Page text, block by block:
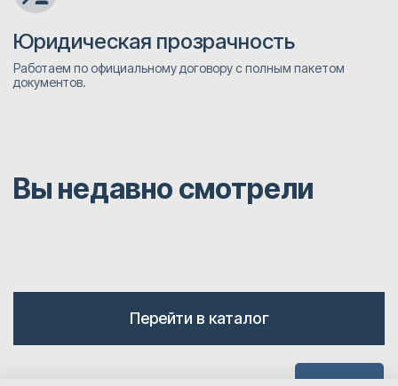
Юридическая прозрачность
Работаем по официальному договору с полным пакетом
документов.
Вы недавно смотрели
Перейти в каталог